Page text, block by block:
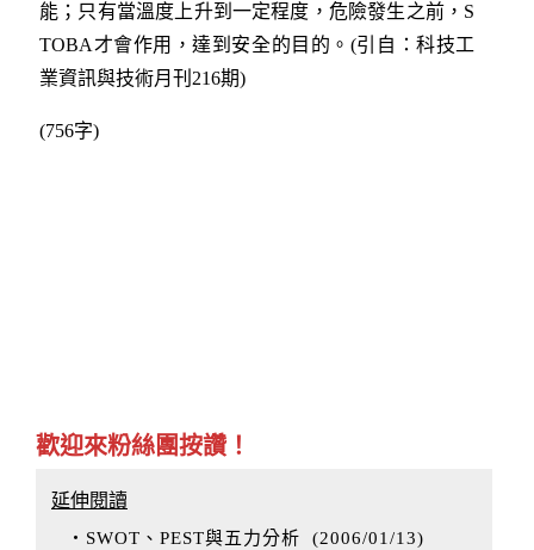
能；只有當溫度上升到一定程度，危險發生之前，S
TOBA才會作用，達到安全的目的。(引自：科技工
業資訊與技術月刊216期)
(756字)
歡迎來粉絲團按讚！
延伸閱讀
‧SWOT、PEST與五力分析 (2006/01/13)